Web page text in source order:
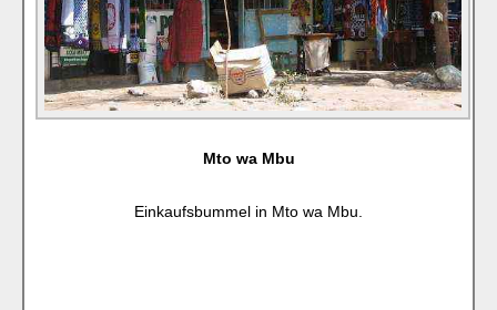
Mto wa Mbu
Einkaufsbummel in Mto wa Mbu.